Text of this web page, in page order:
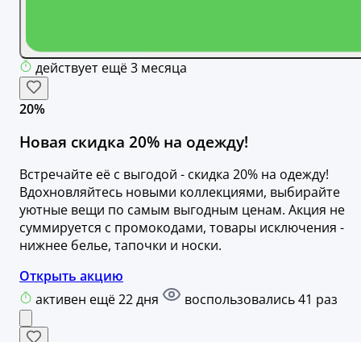
действует ещё 3 месяца
20%
Новая скидка 20% на одежду!
Встречайте её с выгодой - скидка 20% на одежду!
Вдохновляйтесь новыми коллекциями, выбирайте
уютные вещи по самым выгодным ценам. Акция не
суммируется с промокодами, товары исключения -
нижнее белье, тапочки и носки.
Открыть акцию
активен ещё 22 дня
воспользовались 41 раз